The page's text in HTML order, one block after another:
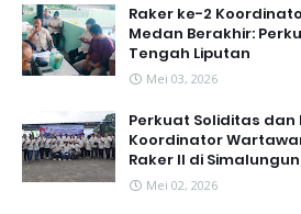
Raker ke-2
Medan Berakhir:
Tengah Liputan
Mei 03, 2026
Perkuat Soliditas dan
Koordinator
Raker II di Simalungun
Mei 02, 2026